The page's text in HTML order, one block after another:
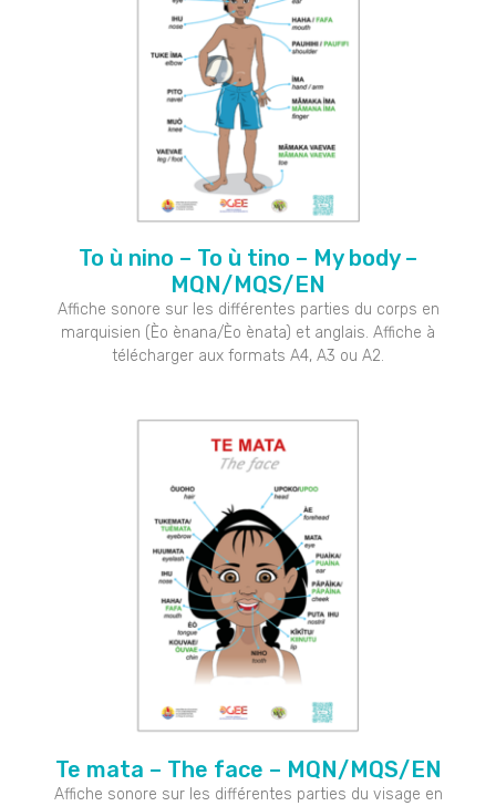
To ù nino – To ù tino – My body –
MQN/MQS/EN
Affiche sonore sur les différentes parties du corps en
marquisien (Èo ènana/Èo ènata) et anglais. Affiche à
télécharger aux formats A4, A3 ou A2.
Te mata – The face – MQN/MQS/EN
Affiche sonore sur les différentes parties du visage en